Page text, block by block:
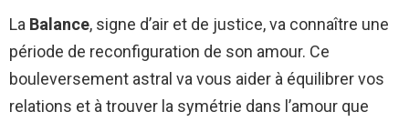
La Balance, signe d’air et de justice, va connaître une
période de reconfiguration de son amour. Ce
bouleversement astral va vous aider à équilibrer vos
relations et à trouver la symétrie dans l’amour que